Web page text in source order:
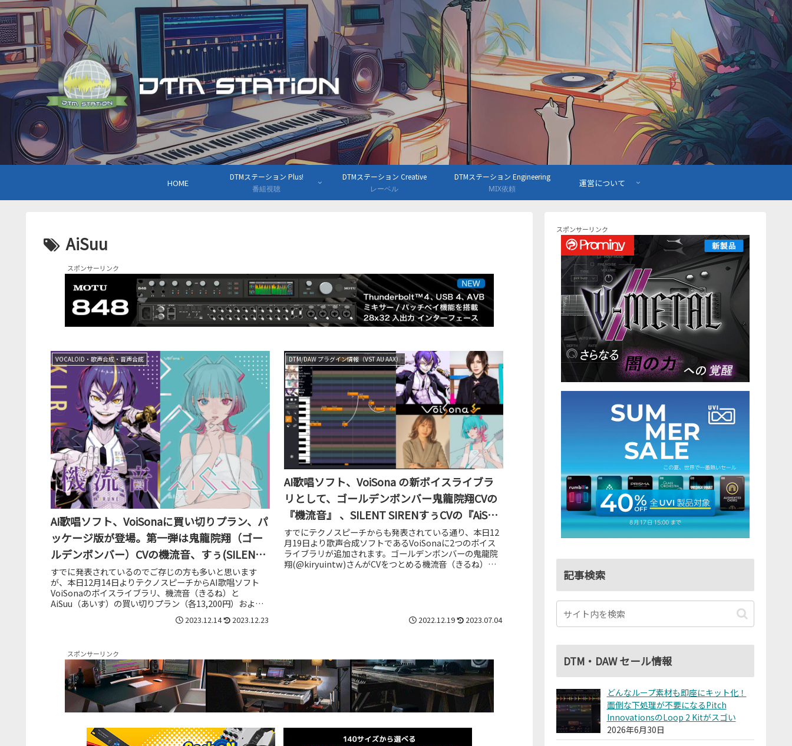
HOME
DTMステーション Plus!
番組視聴
DTMステーション Creative
レーベル
DTMステーション Engineering
MIX依頼
運営について
AiSuu
スポンサーリンク
VOCALOID・歌声合成・音声合成
AI歌唱ソフト、VoiSonaに買い切りプラン、パ
ッケージ版が登場。第一弾は鬼龍院翔（ゴー
ルデンボンバー）CVの機流音、すぅ(SILENT
SIREN）CVのAiSuu
すでに発表されているのでご存じの方も多いと思います
が、本日12月14日よりテクノスピーチからAI歌唱ソフト
VoiSonaのボイスライブラリ、機流音（きるね）と
AiSuu（あいす）の買い切りプラン（各13,200円）および
2023.12.14 2023.12.23
DTM/DAW プラグイン情報（VST AU AAX）
AI歌唱ソフト、VoiSona の新ボイスライブラ
リとして、ゴールデンボンバー鬼龍院翔CVの
『機流音』 、SILENT SIRENすぅCVの『AiSuu
』がリリース。AI歌声合成の世界に新しい波
すでにテクノスピーチからも発表されている通り、本日12
月19日より歌声合成ソフトであるVoiSonaに2つのボイス
ライブラリが追加されます。ゴールデンボンバーの鬼龍院
翔(@kiryuintw)さんがCVをつとめる機流音（きるね）
2022.12.19 2023.07.04
スポンサーリンク
スポンサーリンク
記事検索
DTM・DAW セール情報
どんなループ素材も即座にキット化！
面倒な下処理が不要になるPitch
InnovationsのLoop 2 Kitがスゴい
2026年6月30日